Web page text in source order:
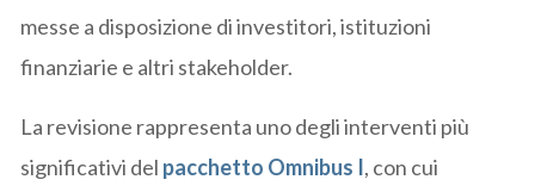
messe a disposizione di investitori, istituzioni
finanziarie e altri stakeholder.
La revisione rappresenta uno degli interventi più
significativi del pacchetto Omnibus I, con cui